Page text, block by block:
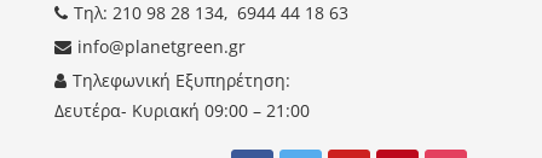
Τηλ: 210 98 28 134, 6944 44 18 63
info@planetgreen.gr
Τηλεφωνική Εξυπηρέτηση:
Δευτέρα- Κυριακή 09:00 – 21:00